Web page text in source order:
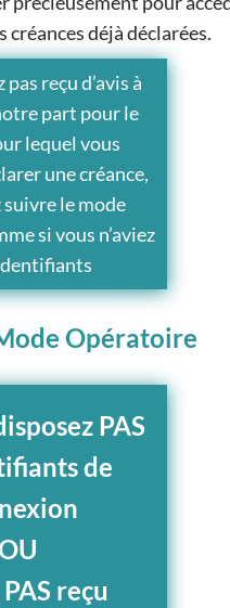
créances déjà déclarées.
pas reçu d’avis à
part pour le
lequel vous
une créance,
suivre le mode
si vous n’aviez
Opératoire
PAS
de
PAS reçu